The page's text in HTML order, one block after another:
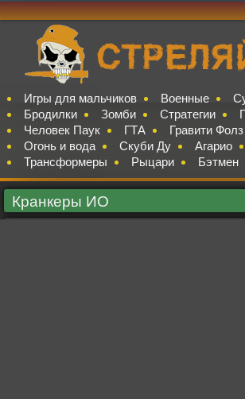
Игры для мальчиков Военные
Бродилки
Зомби Стратегии
Человек Паук
ГТА Гравити Фолз
Огонь и вода
Скуби Ду Агарио
Трансформеры
Рыцари Бэтмен
Кранкеры ИО